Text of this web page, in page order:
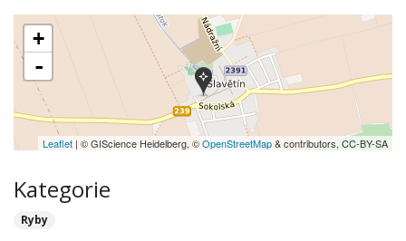
+
-
Leaflet | © GIScience Heidelberg, ©OpenStreetMap& contributors, CC-BY-SA
Kategorie
Ryby